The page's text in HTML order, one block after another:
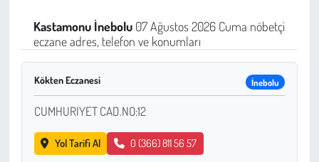
Kastamonu İnebolu07 Ağustos 2026 Cuma nöbetçi
eczane adres, telefon ve konumları
Kökten Eczanesi İnebolu
CUMHURIYET CAD.NO:12
Yol Tarifi Al 0 (366) 811 56 57
Sağlık
Kadın
Emek
Spor